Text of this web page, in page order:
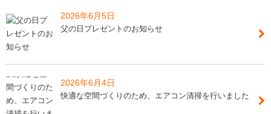
2026年6月5日
父の日プレゼントのお知らせ
2026年6月4日
快適な空間づくりのため、エアコン清掃を行いました